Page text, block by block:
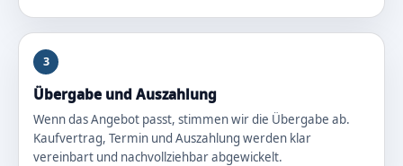
3
Übergabe und Auszahlung
Wenn das Angebot passt, stimmen wir die Übergabe ab.
Kaufvertrag, Termin und Auszahlung werden klar
vereinbart und nachvollziehbar abgewickelt.